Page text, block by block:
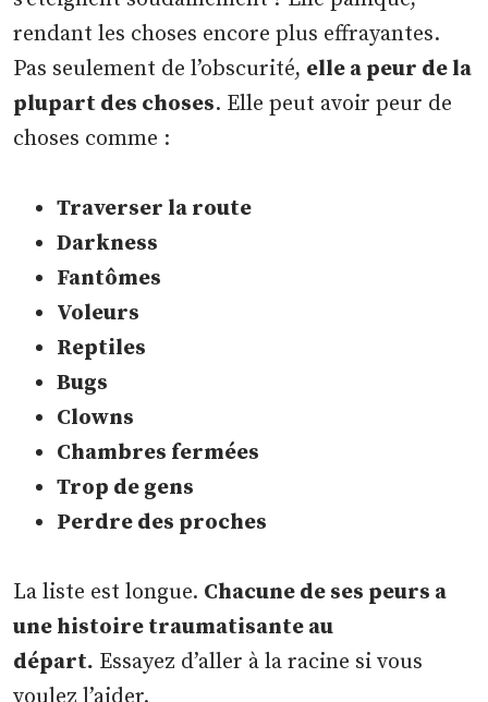
rendant les choses encore plus effrayantes.
Pas seulement de l’obscurité, elle a peur de la
plupart des choses. Elle peut avoir peur de
choses comme :
Traverser la route
Darkness
Fantômes
Voleurs
Reptiles
Bugs
Clowns
Chambres fermées
Trop de gens
Perdre des proches
La liste est longue. Chacune de ses peurs a
une histoire traumatisante au
départ. Essayez d’aller à la racine si vous